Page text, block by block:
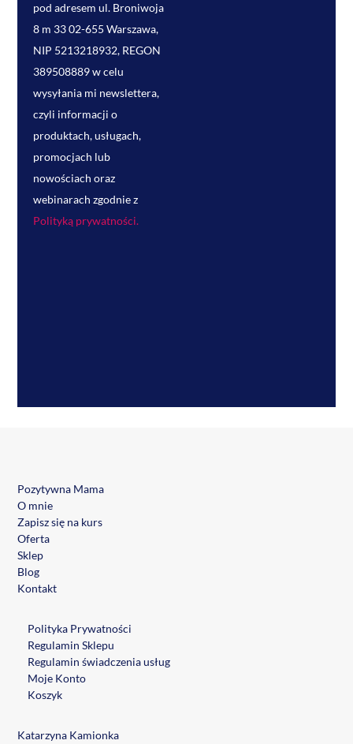
pod adresem ul. Broniwoja
8 m 33 02-655 Warszawa,
NIP 5213218932, REGON
389508889 w celu
wysyłania mi newslettera,
czyli informacji o
produktach, usługach,
promocjach lub
nowościach oraz
webinarach zgodnie z
Polityką prywatności.
Pozytywna Mama
O mnie
Zapisz się na kurs
Oferta
Sklep
Blog
Kontakt
Polityka Prywatności
Regulamin Sklepu
Regulamin świadczenia usług
Moje Konto
Koszyk
Katarzyna Kamionka